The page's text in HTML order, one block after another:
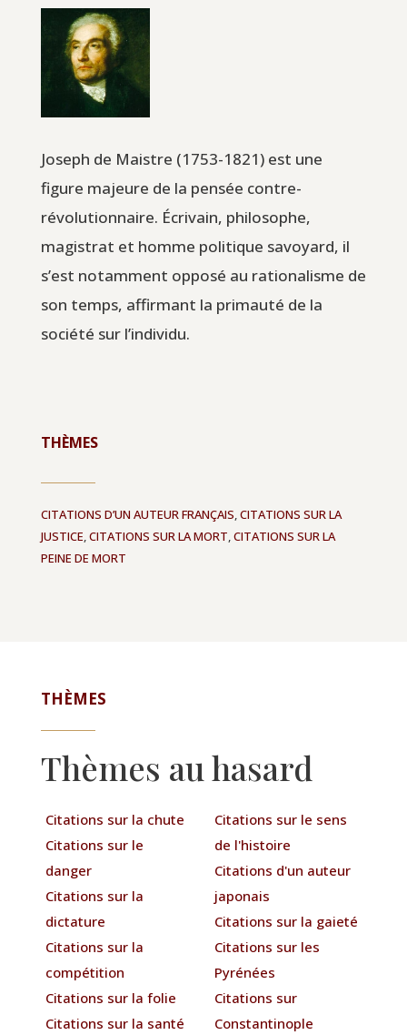
Joseph de Maistre (1753-1821) est une
figure majeure de la pensée contre-
révolutionnaire. Écrivain, philosophe,
magistrat et homme politique savoyard, il
s’est notamment opposé au rationalisme de
son temps, affirmant la primauté de la
société sur l’individu.
THÈMES
CITATIONS D’UN AUTEUR FRANÇAIS,CITATIONS SUR LA
JUSTICE,CITATIONS SUR LA MORT,CITATIONS SUR LA
PEINE DE MORT
THÈMES
Thèmes au hasard
Citations sur la chute
Citations sur le
danger
Citations sur la
dictature
Citations sur la
compétition
Citations sur la folie
Citations sur la santé
Citations sur le sens
de l'histoire
Citations d'un auteur
japonais
Citations sur la gaieté
Citations sur les
Pyrénées
Citations sur
Constantinople